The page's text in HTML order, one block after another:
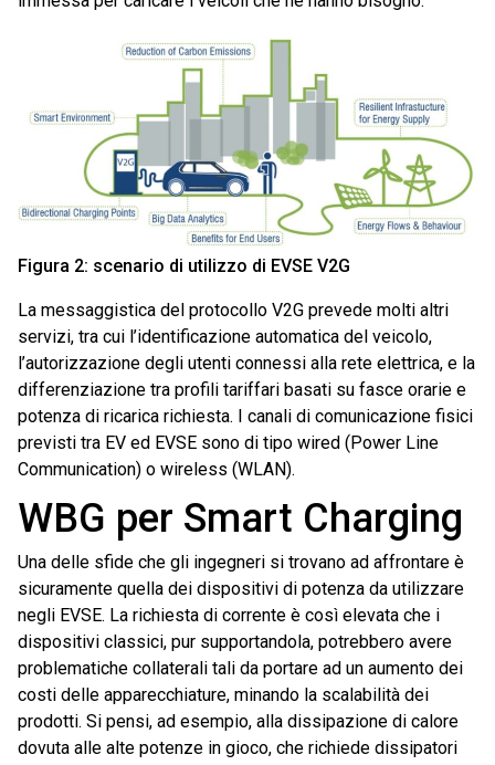
Figura 2: scenario di utilizzo di EVSE V2G
La messaggistica del protocollo V2G prevede molti altri
servizi, tra cui l’identificazione automatica del veicolo,
l’autorizzazione degli utenti connessi alla rete elettrica, e la
differenziazione tra profili tariffari basati su fasce orarie e
potenza di ricarica richiesta. I canali di comunicazione fisici
previsti tra EV ed EVSE sono di tipo wired (Power Line
Communication) o wireless (WLAN).
WBG per Smart Charging
Una delle sfide che gli ingegneri si trovano ad affrontare è
sicuramente quella dei dispositivi di potenza da utilizzare
negli EVSE. La richiesta di corrente è così elevata che i
dispositivi classici, pur supportandola, potrebbero avere
problematiche collaterali tali da portare ad un aumento dei
costi delle apparecchiature, minando la scalabilità dei
prodotti. Si pensi, ad esempio, alla dissipazione di calore
dovuta alle alte potenze in gioco, che richiede dissipatori